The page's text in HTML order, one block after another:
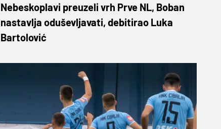
Nebeskoplavi preuzeli vrh Prve NL, Boban
nastavlja oduševljavati, debitirao Luka
Bartolović